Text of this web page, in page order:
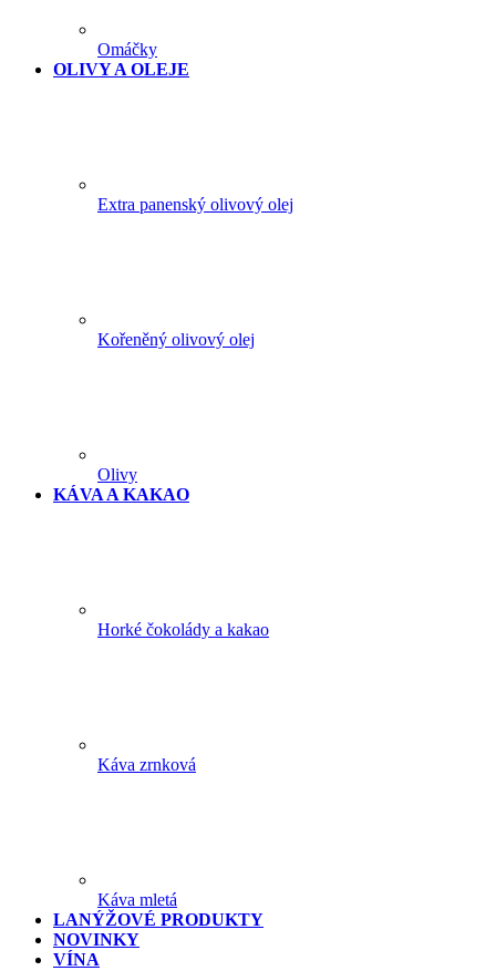
Omáčky
OLIVY A OLEJE
Extra panenský olivový olej
Kořeněný olivový olej
Olivy
KÁVA A KAKAO
Horké čokolády a kakao
Káva zrnková
Káva mletá
LANÝŽOVÉ PRODUKTY
NOVINKY
VÍNA